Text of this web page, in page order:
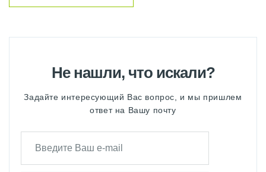
Не нашли, что искали?
Задайте интересующий Вас вопрос, и мы пришлем
ответ на Вашу почту